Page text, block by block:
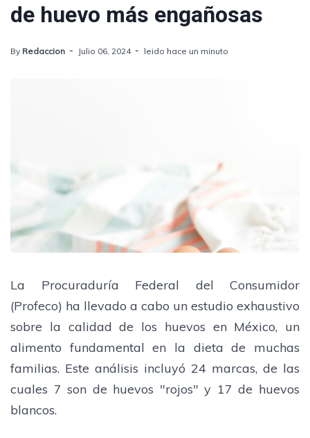
de huevo más engañosas
By Redaccion Julio 06, 2024 leido hace un minuto
La Procuraduría Federal del Consumidor
(Profeco) ha llevado a cabo un estudio exhaustivo
sobre la calidad de los huevos en México, un
alimento fundamental en la dieta de muchas
familias. Este análisis incluyó 24 marcas, de las
cuales 7 son de huevos "rojos" y 17 de huevos
blancos.